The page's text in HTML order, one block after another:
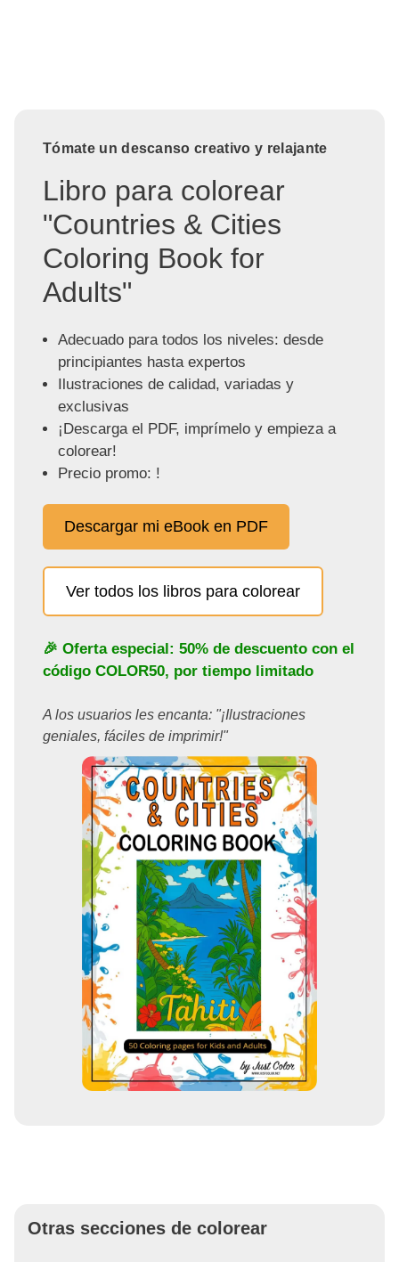
Tómate un descanso creativo y relajante
Libro para colorear
"Countries & Cities
Coloring Book for
Adults"
Adecuado para todos los niveles: desde
principiantes hasta expertos
Ilustraciones de calidad, variadas y
exclusivas
¡Descarga el PDF, imprímelo y empieza a
colorear!
Precio promo: !
Descargar mi eBook en PDF
Ver todos los libros para colorear
🎉 Oferta especial: 50% de descuento con el
código COLOR50, por tiempo limitado
A los usuarios les encanta: "¡Ilustraciones
geniales, fáciles de imprimir!"
Otras secciones de colorear